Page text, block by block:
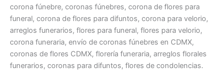
corona fúnebre, coronas fúnebres, corona de flores para
funeral, corona de flores para difuntos, corona para velorio,
arreglos funerarios, flores para funeral, flores para velorio,
corona funeraria, envío de coronas fúnebres en CDMX,
coronas de flores CDMX, florería funeraria, arreglos florales
funerarios, coronas para difuntos, flores de condolencias.